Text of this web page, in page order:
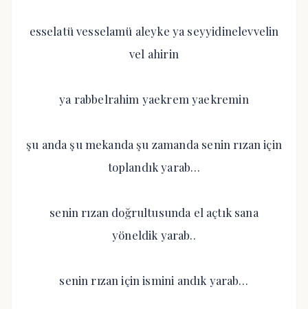
esselatü vesselamü aleyke ya seyyidinelevvelin
vel ahirin
ya rabbelrahim yaekrem yaekremin
şu anda şu mekanda şu zamanda senin rızan için
toplandık yarab…
senin rızan doğrultusunda el açtık sana
yöneldik yarab..
senin rızan için ismini andık yarab…